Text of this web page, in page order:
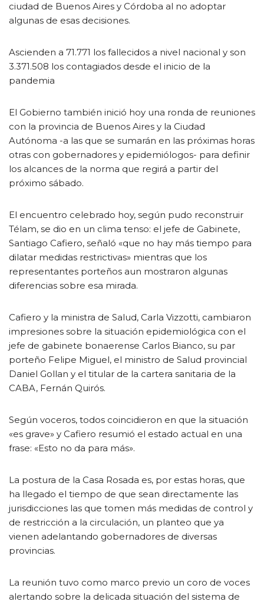
ciudad de Buenos Aires y Córdoba al no adoptar
algunas de esas decisiones.
Ascienden a 71.771 los fallecidos a nivel nacional y son
3.371.508 los contagiados desde el inicio de la
pandemia
El Gobierno también inició hoy una ronda de reuniones
con la provincia de Buenos Aires y la Ciudad
Autónoma -a las que se sumarán en las próximas horas
otras con gobernadores y epidemiólogos- para definir
los alcances de la norma que regirá a partir del
próximo sábado.
El encuentro celebrado hoy, según pudo reconstruir
Télam, se dio en un clima tenso: el jefe de Gabinete,
Santiago Cafiero, señaló «que no hay más tiempo para
dilatar medidas restrictivas» mientras que los
representantes porteños aun mostraron algunas
diferencias sobre esa mirada.
Cafiero y la ministra de Salud, Carla Vizzotti, cambiaron
impresiones sobre la situación epidemiológica con el
jefe de gabinete bonaerense Carlos Bianco, su par
porteño Felipe Miguel, el ministro de Salud provincial
Daniel Gollan y el titular de la cartera sanitaria de la
CABA, Fernán Quirós.
Según voceros, todos coincidieron en que la situación
«es grave» y Cafiero resumió el estado actual en una
frase: «Esto no da para más».
La postura de la Casa Rosada es, por estas horas, que
ha llegado el tiempo de que sean directamente las
jurisdicciones las que tomen más medidas de control y
de restricción a la circulación, un planteo que ya
vienen adelantando gobernadores de diversas
provincias.
La reunión tuvo como marco previo un coro de voces
alertando sobre la delicada situación del sistema de